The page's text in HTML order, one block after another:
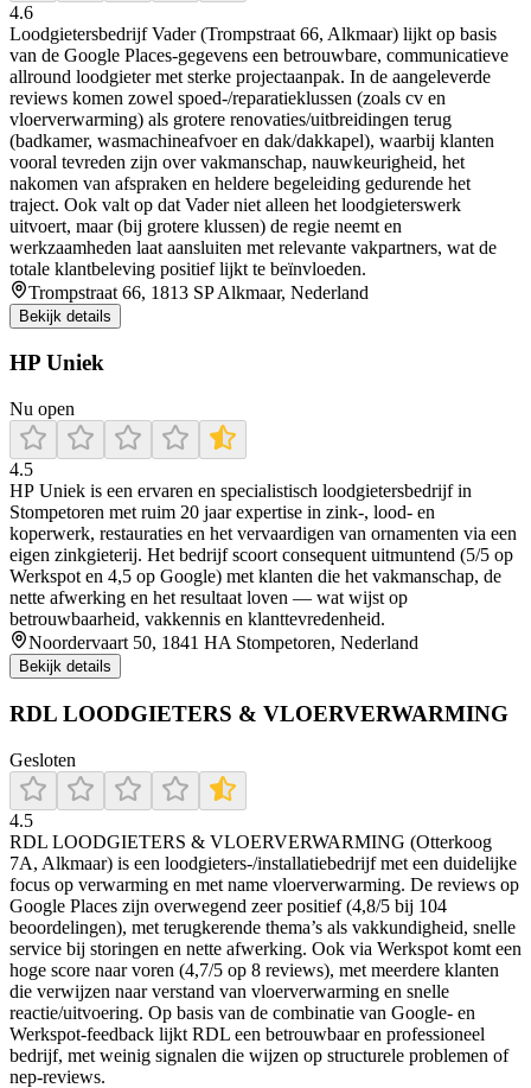
4.6
Loodgietersbedrijf Vader (Trompstraat 66, Alkmaar) lijkt op basis
van de Google Places-gegevens een betrouwbare, communicatieve
allround loodgieter met sterke projectaanpak. In de aangeleverde
reviews komen zowel spoed-/reparatieklussen (zoals cv en
vloerverwarming) als grotere renovaties/uitbreidingen terug
(badkamer, wasmachineafvoer en dak/dakkapel), waarbij klanten
vooral tevreden zijn over vakmanschap, nauwkeurigheid, het
nakomen van afspraken en heldere begeleiding gedurende het
traject. Ook valt op dat Vader niet alleen het loodgieterswerk
uitvoert, maar (bij grotere klussen) de regie neemt en
werkzaamheden laat aansluiten met relevante vakpartners, wat de
totale klantbeleving positief lijkt te beïnvloeden.
Trompstraat 66, 1813 SP Alkmaar, Nederland
Bekijk details
HP Uniek
Nu open
4.5
HP Uniek is een ervaren en specialistisch loodgietersbedrijf in
Stompetoren met ruim 20 jaar expertise in zink-, lood- en
koperwerk, restauraties en het vervaardigen van ornamenten via een
eigen zinkgieterij. Het bedrijf scoort consequent uitmuntend (5/5 op
Werkspot en 4,5 op Google) met klanten die het vakmanschap, de
nette afwerking en het resultaat loven — wat wijst op
betrouwbaarheid, vakkennis en klanttevredenheid.
Noordervaart 50, 1841 HA Stompetoren, Nederland
Bekijk details
RDL LOODGIETERS & VLOERVERWARMING
Gesloten
4.5
RDL LOODGIETERS & VLOERVERWARMING (Otterkoog
7A, Alkmaar) is een loodgieters-/installatiebedrijf met een duidelijke
focus op verwarming en met name vloerverwarming. De reviews op
Google Places zijn overwegend zeer positief (4,8/5 bij 104
beoordelingen), met terugkerende thema’s als vakkundigheid, snelle
service bij storingen en nette afwerking. Ook via Werkspot komt een
hoge score naar voren (4,7/5 op 8 reviews), met meerdere klanten
die verwijzen naar verstand van vloerverwarming en snelle
reactie/uitvoering. Op basis van de combinatie van Google- en
Werkspot-feedback lijkt RDL een betrouwbaar en professioneel
bedrijf, met weinig signalen die wijzen op structurele problemen of
nep-reviews.